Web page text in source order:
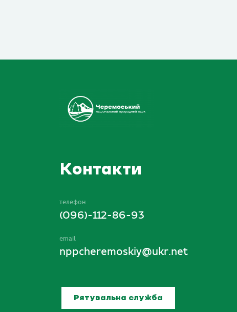
Контакти
телефон
(096)-112-86-93
email
nppcheremoskiy@ukr.net
Рятувальна служба